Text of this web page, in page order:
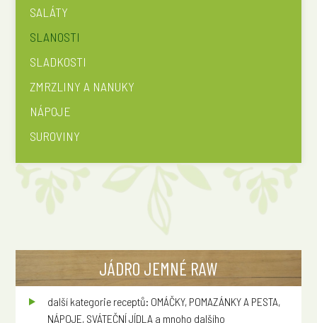
SALÁTY
SLANOSTI
SLADKOSTI
ZMRZLINY A NANUKY
NÁPOJE
SUROVINY
JÁDRO JEMNÉ RAW
další kategorie receptů: OMÁČKY, POMAZÁNKY A PESTA,
NÁPOJE, SVÁTEČNÍ JÍDLA a mnoho dalšího